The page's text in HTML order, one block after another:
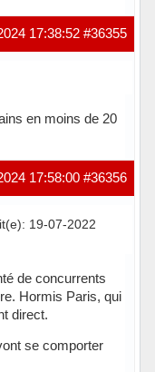
#36355
17:38:52
en moins de 20
#36356
17:58:00
19-07-2022
de concurrents
Hormis Paris, qui
direct.
se comporter